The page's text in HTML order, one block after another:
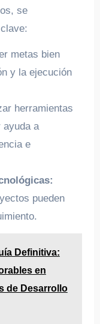
se
metas bien
y la ejecución
herramientas
ayuda a
e
pueden
Definitiva:
en
de Desarrollo